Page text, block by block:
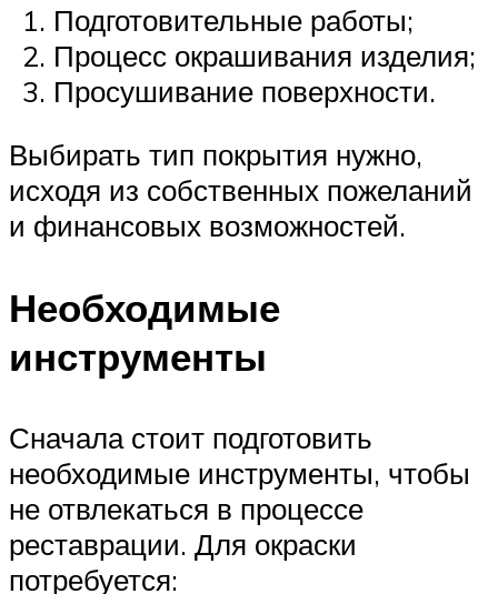
Подготовительные работы;
Процесс окрашивания изделия;
Просушивание поверхности.
Выбирать тип покрытия нужно,
исходя из собственных пожеланий
и финансовых возможностей.
Необходимые
инструменты
Сначала стоит подготовить
необходимые инструменты, чтобы
не отвлекаться в процессе
реставрации. Для окраски
потребуется: